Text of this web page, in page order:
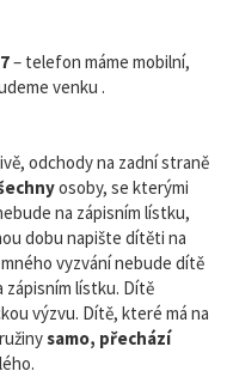
– telefon máme mobilní,
budeme venku .
odchody na zadní straně
osoby, se kterými
na zápisním lístku,
dobu napište dítěti na
vyzvání nebude dítě
zápisním lístku. Dítě
výzvu. Dítě, které má na
samo, přechází